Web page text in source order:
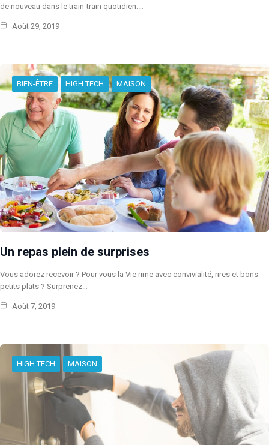
de nouveau dans le train-train quotidien.…
Août 29, 2019
BIEN-ÊTRE HIGH TECH MAISON
Un repas plein de surprises
Vous adorez recevoir ? Pour vous la Vie rime avec convivialité, rires et bons
petits plats ? Surprenez…
Août 7, 2019
HIGH TECH MAISON